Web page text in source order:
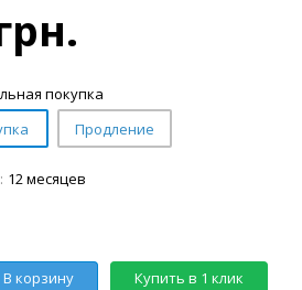
покупка
Продление
12 месяцев
В корзину Купить в 1 клик